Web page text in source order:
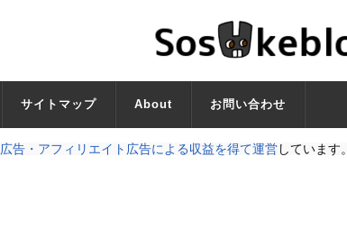
サイトマップ About お問い合わせ
広告・アフィリエイト広告による収益を得て運営しています。